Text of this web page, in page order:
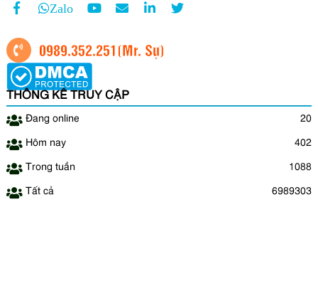
Zalo
0989.352.251(Mr. Sự)
THỐNG KÊ TRUY CẬP
Đang online 20
Hôm nay 402
Trong tuần 1088
Tất cả 6989303